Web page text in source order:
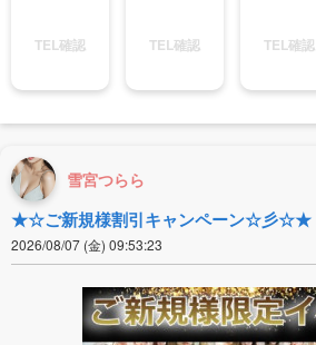
TEL確認 TEL確認 TEL確認
雪宮つらら
★☆ご新規様割引キャンペーン☆彡☆★
2026/08/07 (金) 09:53:23